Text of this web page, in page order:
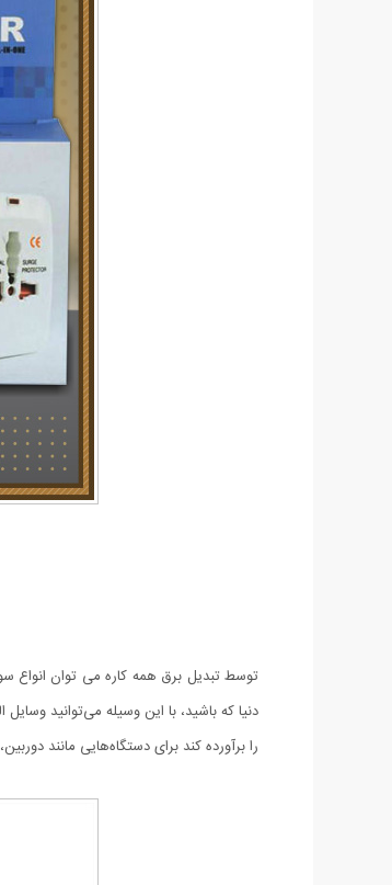
را برآورده کند برای دستگاه‌هایی مانند دوربین، GPS، ریش تراش، موبایل، تبلت و … مناسب است.